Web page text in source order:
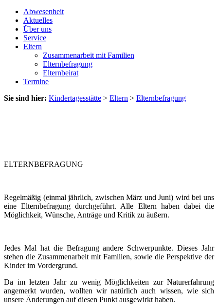
Abwesenheit
Aktuelles
Über uns
Service
Eltern
Zusammenarbeit mit Familien
Elternbefragung
Elternbeirat
Termine
Sie sind hier: Kindertagesstätte > Eltern > Elternbefragung
ELTERNBEFRAGUNG
Regelmäßig (einmal jährlich, zwischen März und Juni) wird bei uns
eine Elternbefragung durchgeführt. Alle Eltern haben dabei die
Möglichkeit, Wünsche, Anträge und Kritik zu äußern.
Jedes Mal hat die Befragung andere Schwerpunkte. Dieses Jahr
stehen die Zusammenarbeit mit Familien, sowie die Perspektive der
Kinder im Vordergrund.
Da im letzten Jahr zu wenig Möglichkeiten zur Naturerfahrung
angemerkt wurden, wollten wir natürlich auch wissen, wie sich
unsere Änderungen auf diesen Punkt ausgewirkt haben.